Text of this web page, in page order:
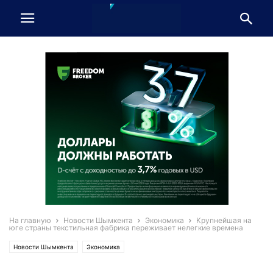
На главную Новости Шымкента Экономика
Крупнейшая на
юге страны текстильная фабрика переживает нелегкие времена
Новости Шымкента Экономика